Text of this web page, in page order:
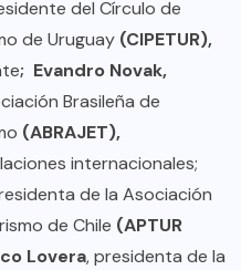
del Círculo de
de Uruguay (CIPETUR),
; Evandro Novak,
Brasileña de
(ABRAJET),
internacionales;
de la Asociación
de Chile (APTUR
Lovera, presidenta de la